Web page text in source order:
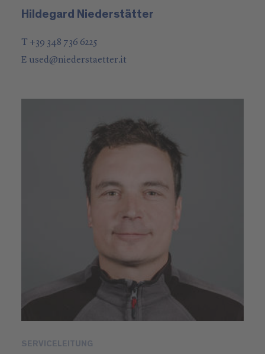
Hildegard Niederstätter
T +39 348 736 6225
E used@niederstaetter.it
SERVICELEITUNG